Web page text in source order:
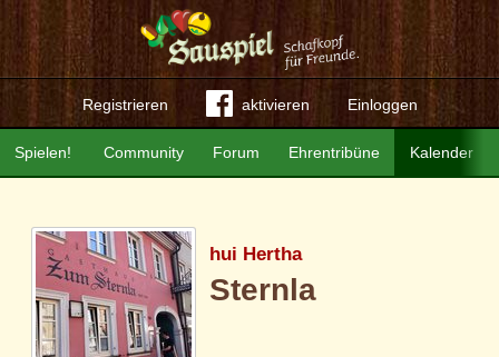
Registrieren aktivieren Einloggen
Community Forum Ehrentribüne Kalender
Spielen!
hui Hertha
Sternla